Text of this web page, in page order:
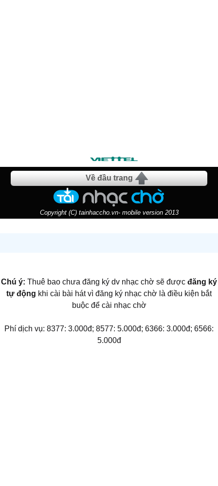
Về đầu trang
Copyright (C) tainhaccho.vn- mobile version 2013
Chú ý: Thuê bao chưa đăng ký dv nhạc chờ sẽ được đăng ký
tự động khi cài bài hát vì đăng ký nhạc chờ là điều kiện bắt
buộc để cài nhạc chờ
Phí dịch vụ: 8377: 3.000đ; 8577: 5.000đ; 6366: 3.000đ; 6566:
5.000đ